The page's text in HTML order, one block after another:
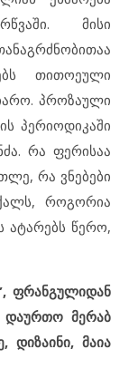
მისი
თითოეული
პროზაული
პერიოდიკაში
რა ფერისაა
რა ვნებები
როგორია
წერო,
ფრანგულიდან
დაურთო მერაბ
დიზაინი, მაია